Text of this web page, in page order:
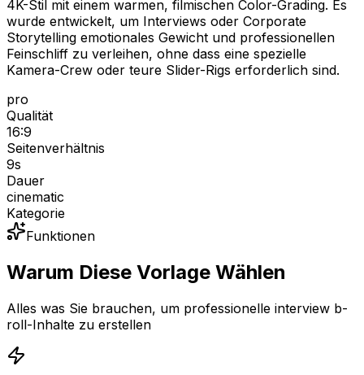
4K-Stil mit einem warmen, filmischen Color-Grading. Es
wurde entwickelt, um Interviews oder Corporate
Storytelling emotionales Gewicht und professionellen
Feinschliff zu verleihen, ohne dass eine spezielle
Kamera-Crew oder teure Slider-Rigs erforderlich sind.
pro
Qualität
16:9
Seitenverhältnis
9s
Dauer
cinematic
Kategorie
Funktionen
Warum Diese Vorlage Wählen
Alles was Sie brauchen, um professionelle interview b-
roll-Inhalte zu erstellen